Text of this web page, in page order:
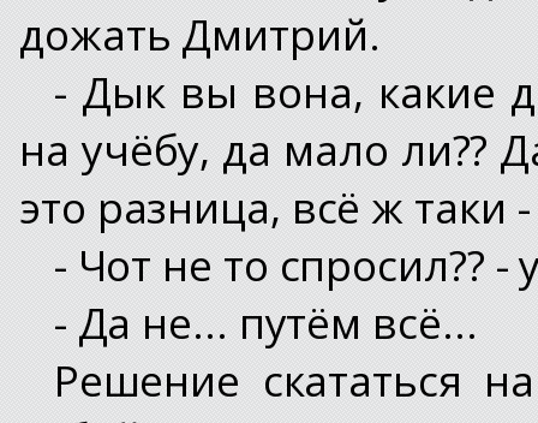
дожать Дмитрий.
- Дык вы вона, какие
на учёбу, да мало ли??
это разница, всё ж
- Чот не то спросил??
- Да не... путём всё...
Решение скататься